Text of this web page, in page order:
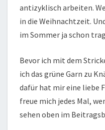
antizyklisch arbeiten.
in die Weihnachtzeit.
im Sommer ja schon
Bevor ich mit dem
ich das grüne Garn zu
dafür hat mir eine liebe
freue mich jedes Mal,
sehen oben im